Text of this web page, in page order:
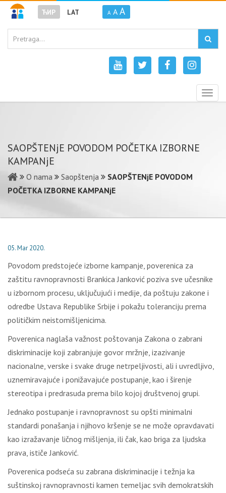
ЋИР LAT A A A
SAOPŠTENjE POVODOM POČETKA IZBORNE
KAMPANjE
O nama Saopštenja
SAOPŠTENjE POVODOM
POČETKA IZBORNE KAMPANjE
05. Mar 2020.
Povodom predstojeće izborne kampanje, poverenica za
zaštitu ravnopravnosti Brankica Janković poziva sve učesnike
u izbornom procesu, uključujući i medije, da poštuju zakone i
odredbe Ustava Republike Srbije i pokažu toleranciju prema
političkim neistomišljenicima.
Poverenica naglaša važnost poštovanja Zakona o zabrani
diskriminacije koji zabranjuje govor mržnje, izazivanje
nacionalne, verske i svake druge netrpeljivosti, ali i uvredljivo,
uznemiravajuće i ponižavajuće postupanje, kao i širenje
stereotipa i predrasuda prema bilo kojoj društvenoj grupi.
Jednako postupanje i ravnopravnost su opšti minimalni
standardi ponašanja i njihovo kršenje se ne može opravdavati
kao izražavanje ličnog mišljenja, ili čak, kao briga za ljudska
prava, ističe Janković.
Poverenica podseća su zabrana diskriminacije i težnja ka
suštinskoj ravnopravnosti kamen temeljac svih demokratskih